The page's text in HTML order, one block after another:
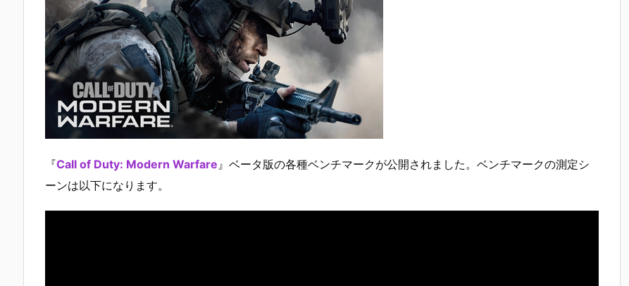
『Call of Duty: Modern Warfare 』ベータ版の各種ベンチマークが公開されました。ベンチマークの測定シ
ーンは以下になります。